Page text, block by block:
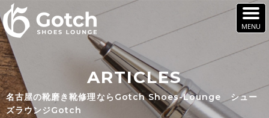
ARTICLES
名古屋の靴磨き靴修理ならGotch Shoes-Lounge シュー
ズラウンジGotch